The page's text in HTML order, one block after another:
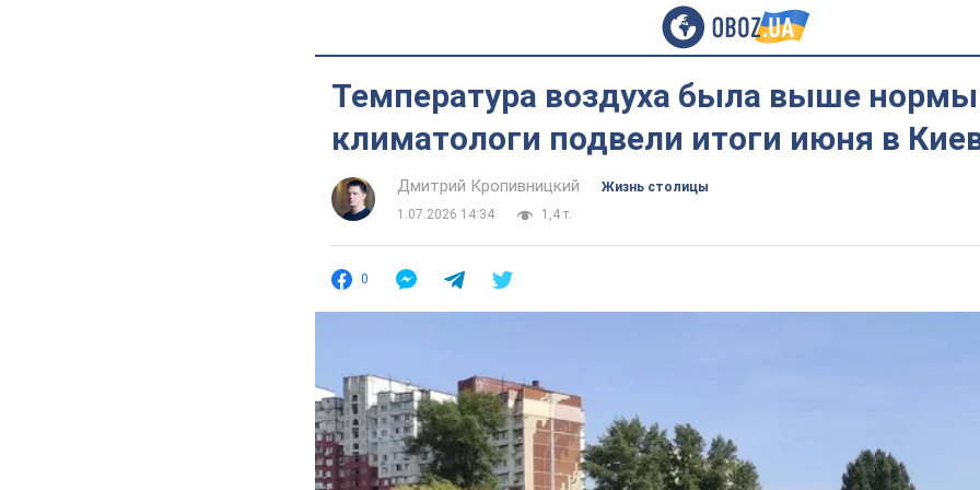
Температура воздуха была выше
климатологи подвели итоги июня в
Дмитрий Кропивницкий
Жизнь столицы
1.07.2026 14:34
1,4 т.
0